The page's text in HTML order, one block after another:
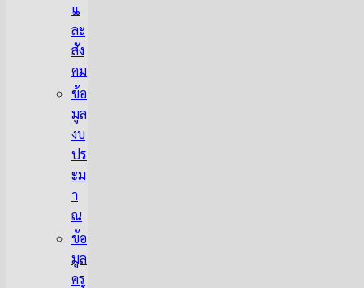
แ
ละ
สัง
คม
ข้อ
มูล
งบ
ปร
ะม
า
ณ
ข้อ
มูล
ครุ